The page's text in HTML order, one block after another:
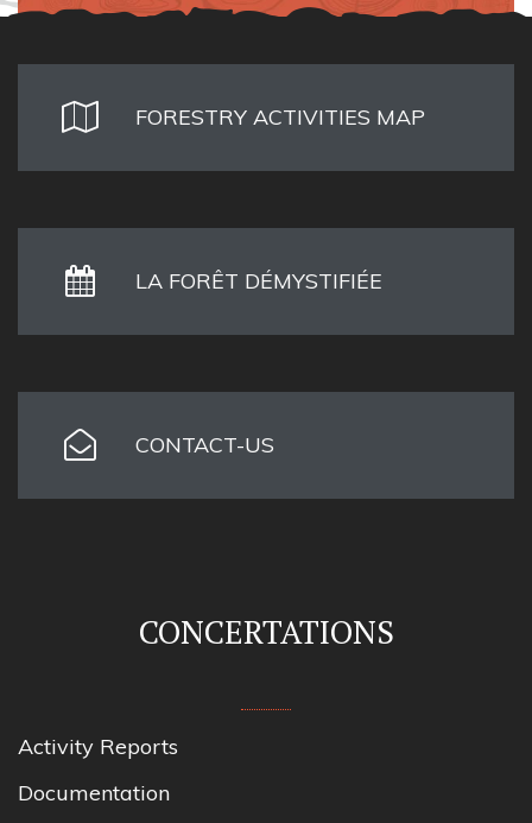
FORESTRY ACTIVITIES MAP
LA FORÊT DÉMYSTIFIÉE
CONTACT-US
CONCERTATIONS
Activity Reports
Documentation